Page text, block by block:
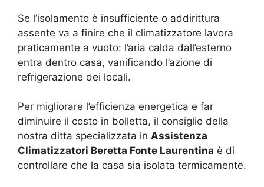
Se l’isolamento è insufficiente o addirittura
assente va a finire che il climatizzatore lavora
praticamente a vuoto: l’aria calda dall’esterno
entra dentro casa, vanificando l’azione di
refrigerazione dei locali.
Per migliorare l’efficienza energetica e far
diminuire il costo in bolletta, il consiglio della
nostra ditta specializzata in Assistenza
Climatizzatori Beretta Fonte Laurentina è di
controllare che la casa sia isolata termicamente.